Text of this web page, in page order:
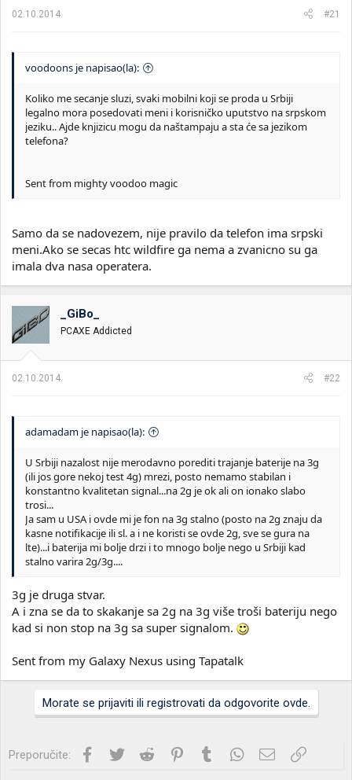
02.10.2014. #21
voodoons je napisao(la):
Koliko me secanje sluzi, svaki mobilni koji se proda u Srbiji
legalno mora posedovati meni i korisničko uputstvo na srpskom
jeziku.. Ajde knjizicu mogu da naštampaju a sta će sa jezikom
telefona?
Sent from mighty voodoo magic
Samo da se nadovezem, nije pravilo da telefon ima srpski
meni.Ako se secas htc wildfire ga nema a zvanicno su ga
imala dva nasa operatera.
_GiBo_
PCAXE Addicted
02.10.2014. #22
adamadam je napisao(la):
U Srbiji nazalost nije merodavno porediti trajanje baterije na 3g
(ili jos gore nekoj test 4g) mrezi, posto nemamo stabilan i
konstantno kvalitetan signal...na 2g je ok ali on ionako slabo
trosi...
Ja sam u USA i ovde mi je fon na 3g stalno (posto na 2g znaju da
kasne notifikacije ili sl. a i ne koristi se ovde 2g, sve se gura na
lte)...i baterija mi bolje drzi i to mnogo bolje nego u Srbiji kad
stalno varira 2g/3g....
3g je druga stvar.
A i zna se da to skakanje sa 2g na 3g više troši bateriju nego
kad si non stop na 3g sa super signalom.
Sent from my Galaxy Nexus using Tapatalk
Morate se prijaviti ili registrovati da odgovorite ovde.
Preporučite: Facebook
Twitter Reddit PinterestTumblrWhatsApp
Imejl Link